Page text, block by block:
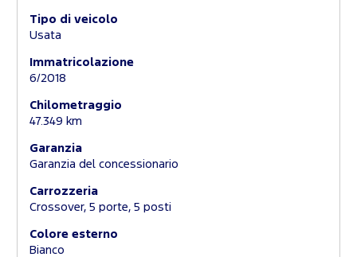
Tipo di veicolo
Usata
Immatricolazione
6/2018
Chilometraggio
47.349 km
Garanzia
Garanzia del concessionario
Carrozzeria
Crossover, 5 porte, 5 posti
Colore esterno
Bianco